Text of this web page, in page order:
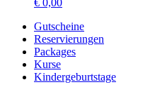
€ 0,00
Gutscheine
Reservierungen
Packages
Kurse
Kindergeburtstage